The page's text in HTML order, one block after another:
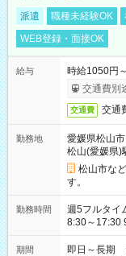
派遣 職種未経験OK
WEB登録・面接OK
給与
時給1050円
交通費別
交通費 交通
勤務地
愛媛県松山市
松山(愛媛県)
松山市な
す。
勤務時間
週5フルタイムがメインで
8:30～17:30
その他にも
ご希望を教
期間
即日～長期